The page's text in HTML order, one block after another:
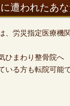
遭われたあ
、労災指定医療機
ひまわり整骨院へ
いる方も転院可能